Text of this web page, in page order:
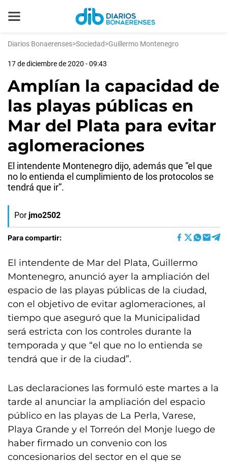
Diarios Bonaerenses>Sociedad>Guillermo Montenegro
17 de diciembre de 2020 - 09:43
Amplían la capacidad de
las playas públicas en
Mar del Plata para evitar
aglomeraciones
El intendente Montenegro dijo, además que “el que
no lo entienda el cumplimiento de los protocolos se
tendrá que ir”.
Por jmo2502
Para compartir:
El intendente de Mar del Plata, Guillermo
Montenegro, anunció ayer la ampliación del
espacio de las playas públicas de la ciudad,
con el objetivo de evitar aglomeraciones, al
tiempo que aseguró que la Municipalidad
será estricta con los controles durante la
temporada y que “el que no lo entienda se
tendrá que ir de la ciudad”.
Las declaraciones las formuló este martes a la
tarde al anunciar la ampliación del espacio
público en las playas de La Perla, Varese,
Playa Grande y el Torreón del Monje luego de
haber firmado un convenio con los
concesionarios del sector en el que se